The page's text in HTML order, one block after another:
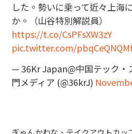
した。勢いに乗って近々上海
か。（山谷特別解説員）
https://t.co/CsPFsXW3zY
pic.twitter.com/
— 36Kr Japan@中国テック・
門メディア (@36krJ)